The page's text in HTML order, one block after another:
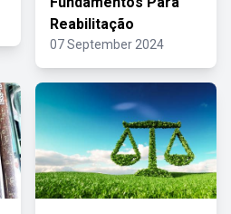
Reabilitação
07 September 2024